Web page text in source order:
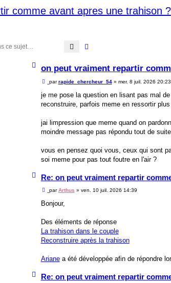
comme avant apres une trahison ?
Rechercher
on peut vraiment repartir
M
s
a
parrapide_chercheur_54» mer. 8 juil. 2026 20:23
je me pose la question en lisant pas mal
reconstruire, parfois meme en ressortir
jai limpression que meme quand on
moindre message pas répondu tout de
vous en pensez quoi vous, ceux qui sont
soi meme pour pas tout foutre en l'air ?
a
Re: on peut vraiment repartir
M
s
g
parArthus » ven. 10 juil. 2026 14:39
Bonjour,
Des éléments de réponse
La trahison dans le couple
Reconstruire après la trahison
Arianea été développée afin de répondre
H
a
Re: on peut vraiment repartir
H
a